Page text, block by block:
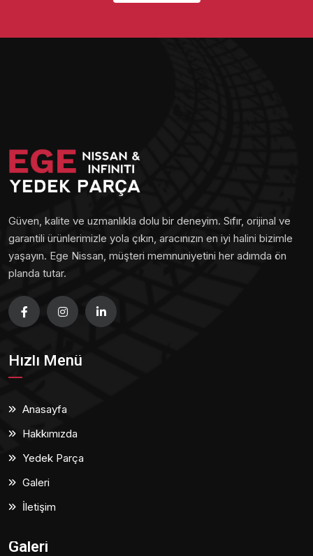
Güven, kalite ve uzmanlıkla dolu bir deneyim. Sıfır, orijinal ve
garantili ürünlerimizle yola çıkın, aracınızın en iyi halini bizimle
yaşayın. Ege Nissan, müşteri memnuniyetini her adımda ön
planda tutar.
Hızlı Menü
Anasayfa
Hakkımızda
Yedek Parça
Galeri
İletişim
Galeri